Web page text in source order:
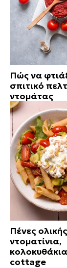
Πώς να
σπιτικό
ντομάτας
Πένες
ντοματίνια,
cottage